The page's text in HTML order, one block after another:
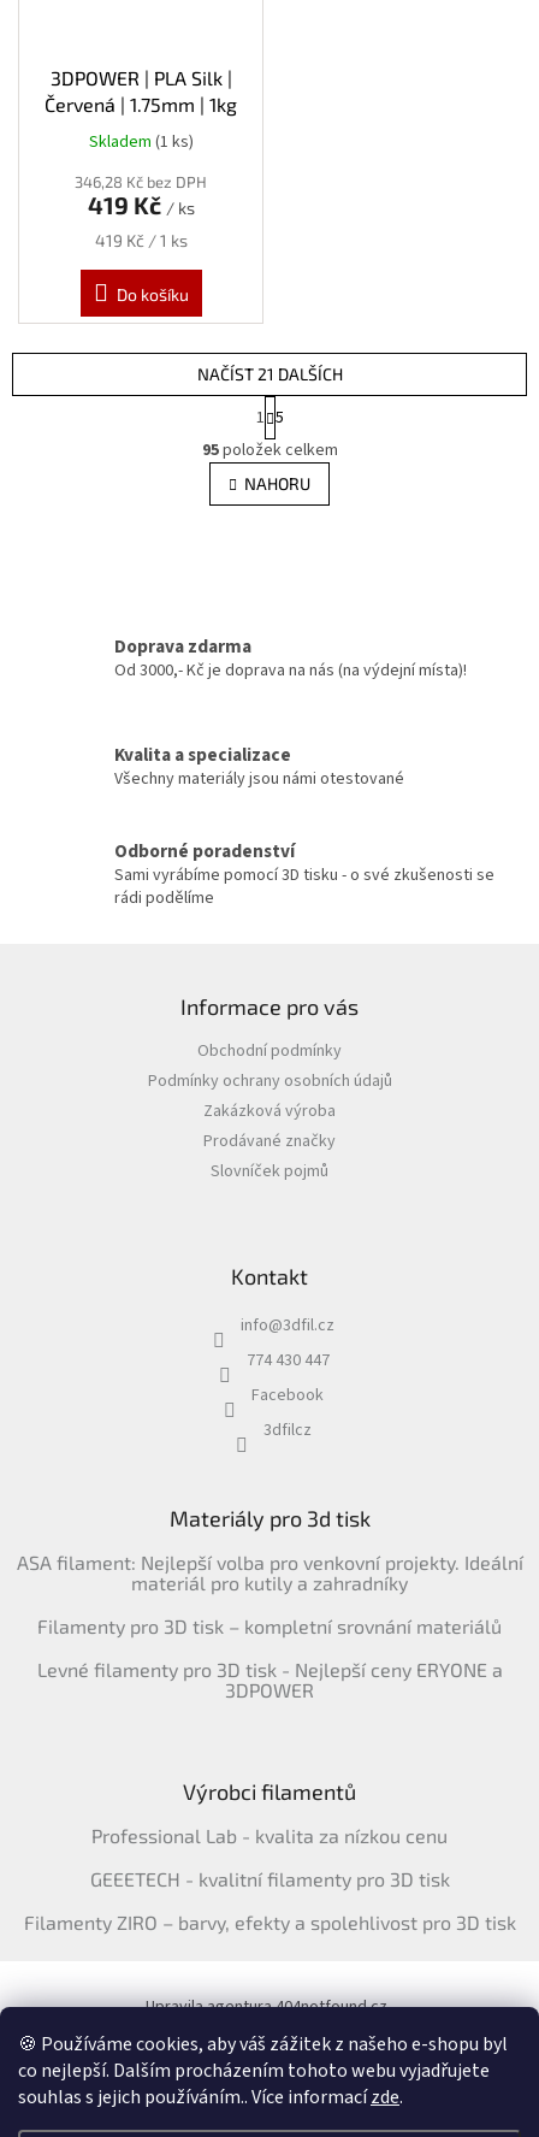
🍪 Používáme cookies, aby váš zážitek z našeho e-shopu byl
co nejlepší. Dalším procházením tohoto webu vyjadřujete
souhlas s jejich používáním.. Více informacízde.
3DPOWER | PLA Silk |
Červená | 1.75mm | 1kg
Skladem (1 ks)
346,28 Kč bez DPH
419 Kč / ks
Měrná
419 Kč / 1 ks
Do košíku
O
v
l
á
v
ý
p
u
NAČÍST 21 DALŠÍCH
S
t
r
á
n
k
1 5
95položek celkem
NAHORU
Doprava zdarma
Od 3000,- Kč je doprava na nás (na výdejní místa)!
Kvalita a specializace
Všechny materiály jsou námi otestované
Odborné poradenství
Sami vyrábíme pomocí 3D tisku - o své zkušenosti se
rádi podělíme
Informace pro vás
Obchodní podmínky
Podmínky ochrany osobních údajů
Zakázková výroba
Prodávané značky
Slovníček pojmů
Kontakt
info@3dfil.cz
774 430 447
Facebook
3dfilcz
Materiály pro 3d tisk
ASA filament: Nejlepší volba pro venkovní projekty. Ideální
materiál pro kutily a zahradníky
Filamenty pro 3D tisk – kompletní srovnání materiálů
Levné filamenty pro 3D tisk - Nejlepší ceny ERYONE a
3DPOWER
Výrobci filamentů
Professional Lab - kvalita za nízkou cenu
GEEETECH - kvalitní filamenty pro 3D tisk
Filamenty ZIRO – barvy, efekty a spolehlivost pro 3D tisk
Upravila agentura 404notfound.cz
Katalog filamentů ERYONE pro ČR